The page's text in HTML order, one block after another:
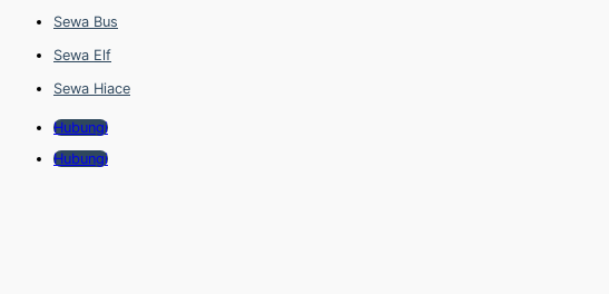
Sewa Bus
Sewa Elf
Sewa Hiace
Hubungi
Hubungi